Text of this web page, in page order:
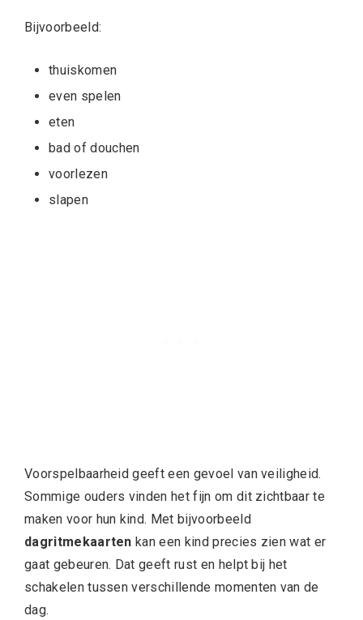
Bijvoorbeeld:
thuiskomen
even spelen
eten
bad of douchen
voorlezen
slapen
Voorspelbaarheid geeft een gevoel van veiligheid.
Sommige ouders vinden het fijn om dit zichtbaar te
maken voor hun kind. Met bijvoorbeeld
dagritmekaarten kan een kind precies zien wat er
gaat gebeuren. Dat geeft rust en helpt bij het
schakelen tussen verschillende momenten van de
dag.